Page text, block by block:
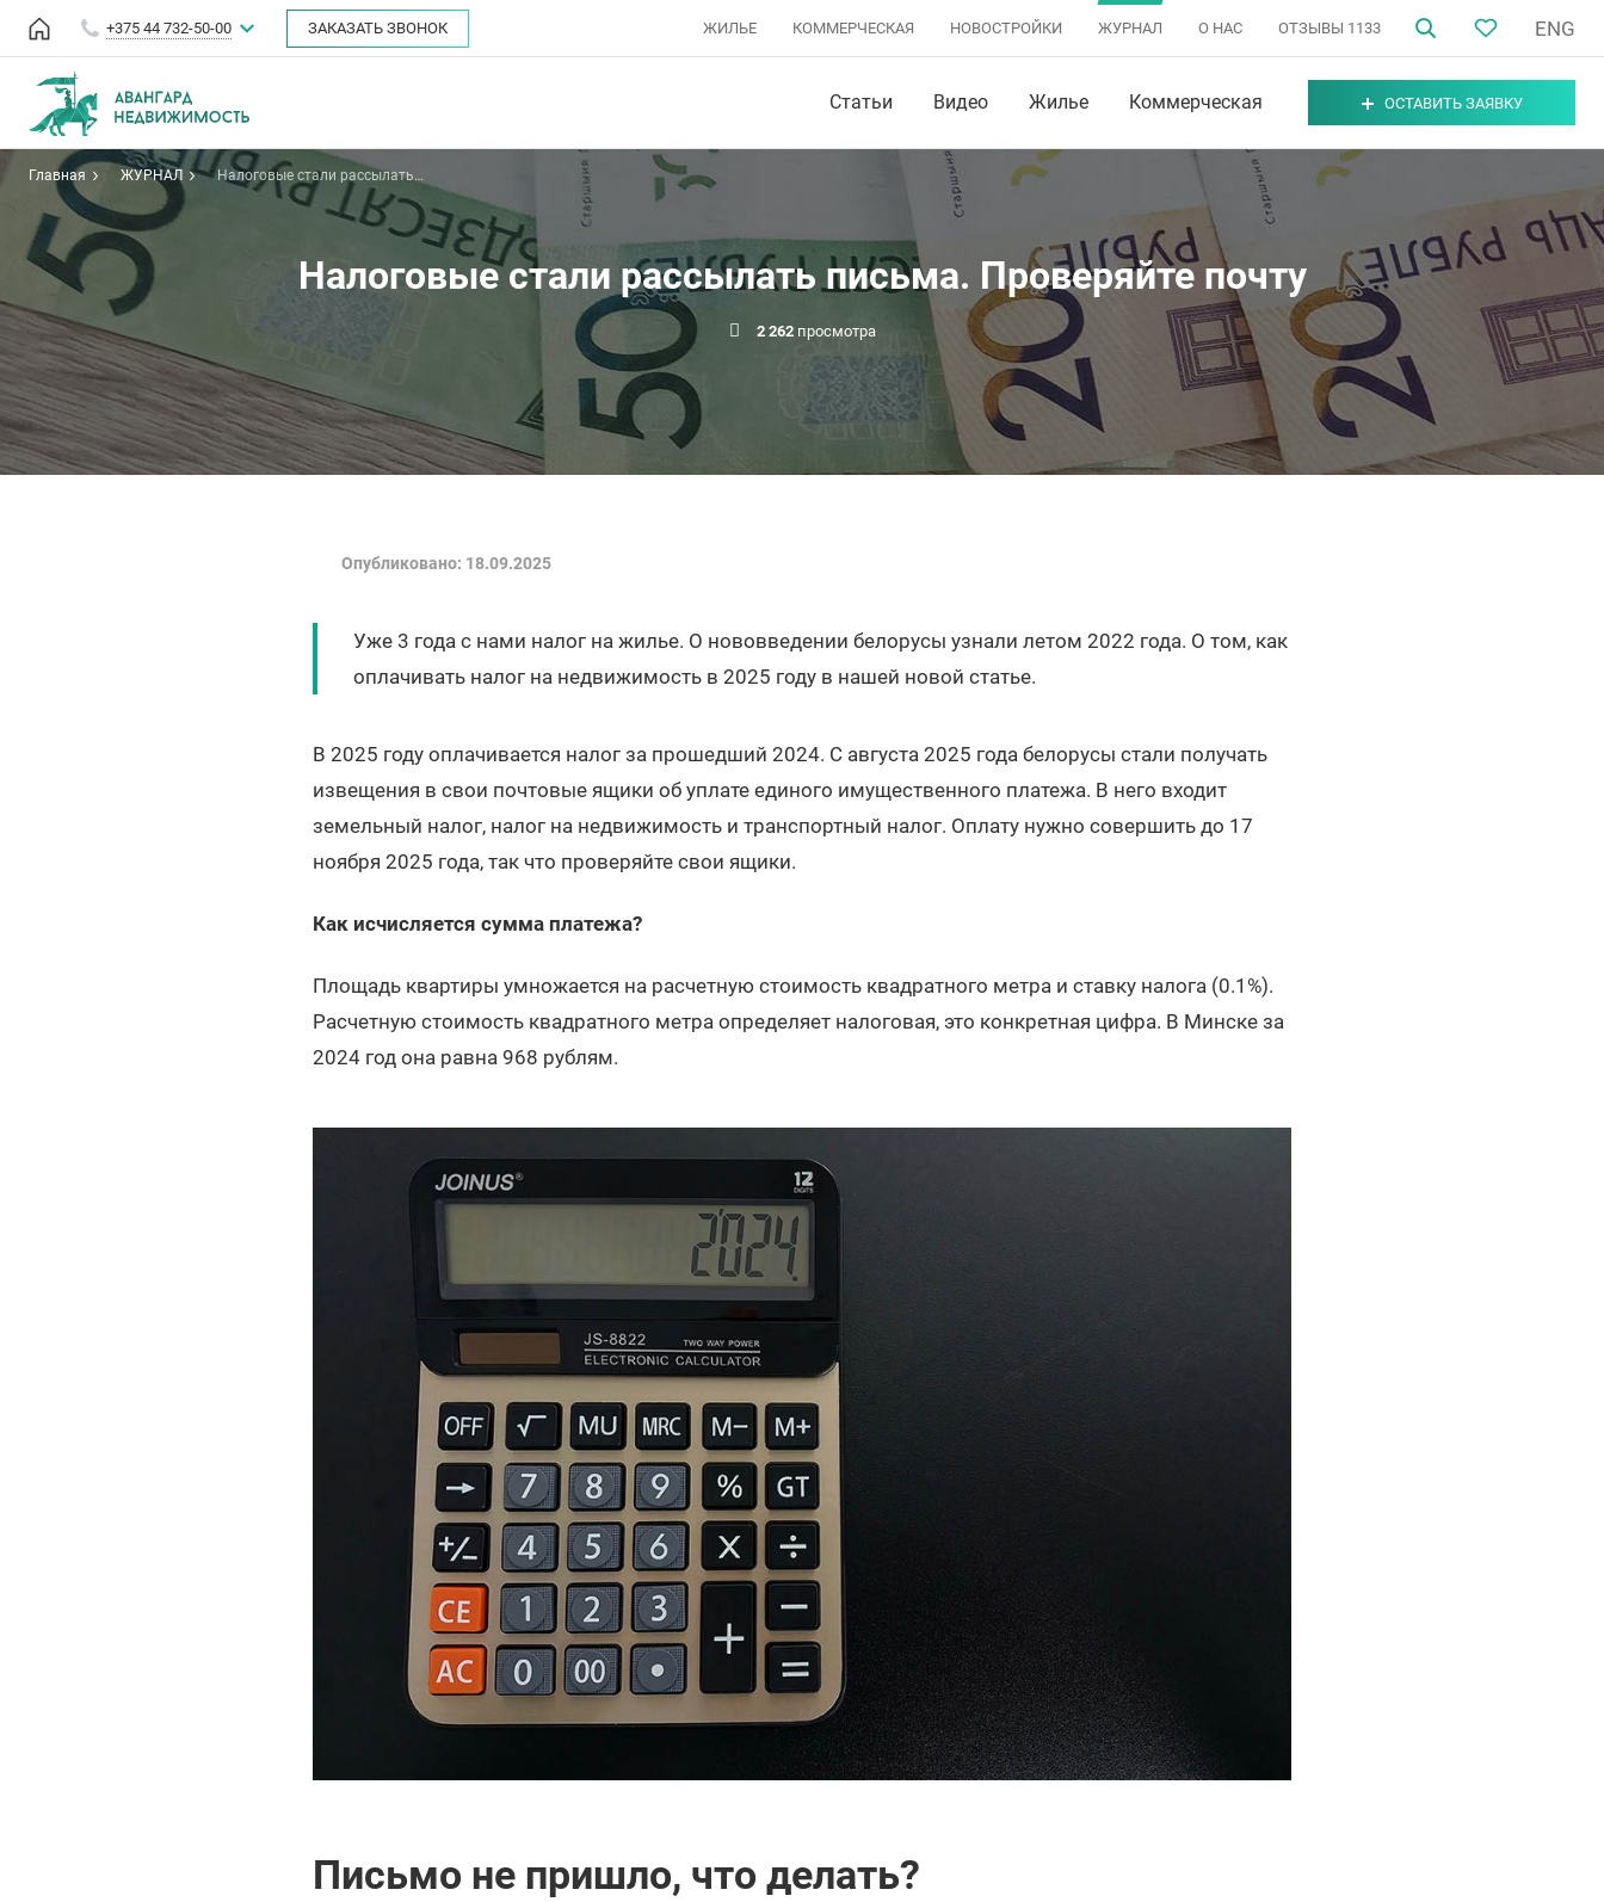
+375 44 732-50-00 ЗАКАЗАТЬ ЗВОНОК ЖИЛЬЕ КОММЕРЧЕСКАЯ НОВОСТРОЙКИ ЖУРНАЛ О НАС ОТЗЫВЫ 1133 ENG
Статьи Видео Жилье Коммерческая ОСТАВИТЬ ЗАЯВКУ
Главная ЖУРНАЛ
Налоговые стали рассылать
письма. Проверяйте почту
Налоговые стали рассылать письма. Проверяйте почту
2 262просмотра
Опубликовано: 18.09.2025
Уже 3 года с нами налог на жилье. О нововведении белорусы узнали летом 2022 года. О том, как
оплачивать налог на недвижимость в 2025 году в нашей новой статье.
В 2025 году оплачивается налог за прошедший 2024. С августа 2025 года белорусы стали получать
извещения в свои почтовые ящики об уплате единого имущественного платежа. В него входит
земельный налог, налог на недвижимость и транспортный налог. Оплату нужно совершить до 17
ноября 2025 года, так что проверяйте свои ящики.
Как исчисляется сумма платежа?
Площадь квартиры умножается на расчетную стоимость квадратного метра и ставку налога (0.1%).
Расчетную стоимость квадратного метра определяет налоговая, это конкретная цифра. В Минске за
2024 год она равна 968 рублям.
Письмо не пришло, что делать?